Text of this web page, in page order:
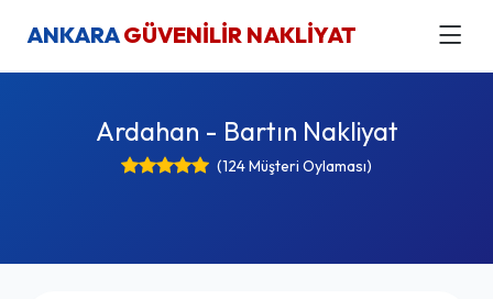
ANKARAGÜVENİLİR NAKLİYAT
Ardahan - Bartın Nakliyat
(124 Müşteri Oylaması)